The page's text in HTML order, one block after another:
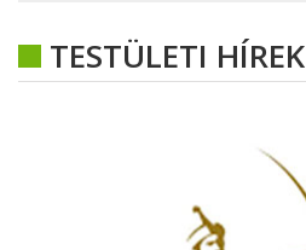
TESTÜLETI HÍREK